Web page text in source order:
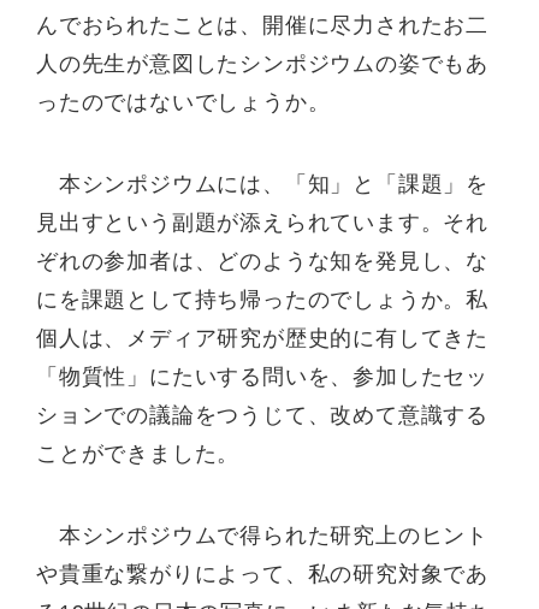
んでおられたことは、開催に尽力されたお二
人の先生が意図したシンポジウムの姿でもあ
ったのではないでしょうか。
本シンポジウムには、「知」と「課題」を
見出すという副題が添えられています。それ
ぞれの参加者は、どのような知を発見し、な
にを課題として持ち帰ったのでしょうか。私
個人は、メディア研究が歴史的に有してきた
「物質性」にたいする問いを、参加したセッ
ションでの議論をつうじて、改めて意識する
ことができました。
本シンポジウムで得られた研究上のヒント
や貴重な繋がりによって、私の研究対象であ